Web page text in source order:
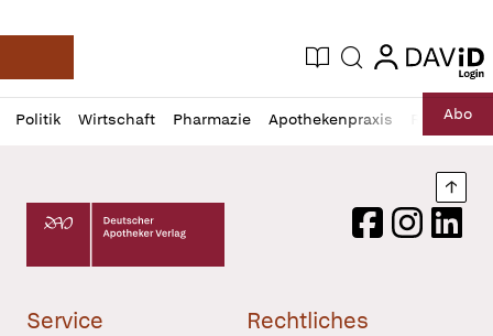
Deutsche Apotheker Zeitung
Aktuelle Ausgabe
Suche login
login
Politik Wirtschaft Pharmazie Apothekenpraxis RechtAbo
Profil
öffnen
Daz
Pur
Deutscher Apotheker Verlag Logo
FacebookInstagram
Service Rechtliches